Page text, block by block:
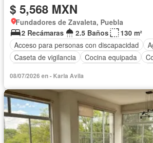
$ 5,568 MXN
Fundadores de Zavaleta, Puebla
2 Recámaras
2.5 Baños
130 m²
Acceso para personas con discapacidad
Caseta de vigilancia
Cocina equipada
Elevador
Estacionamiento
Recámara con closet
Seguridad Vista
Zonas verdes
Completamente amueblado
08/07/2026 en - Karla Avila